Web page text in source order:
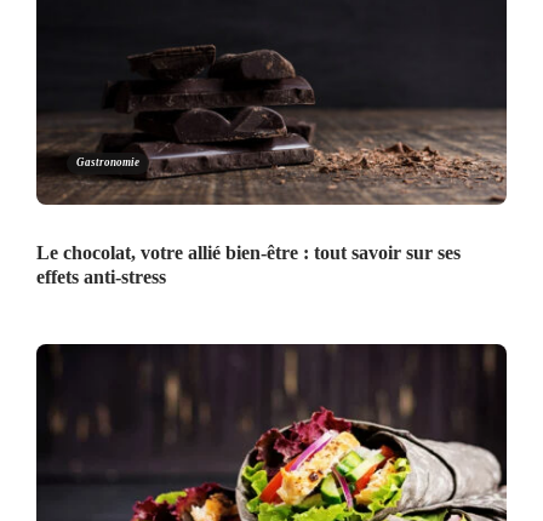
Gastronomie
Le chocolat, votre allié bien-être : tout savoir sur ses
effets anti-stress